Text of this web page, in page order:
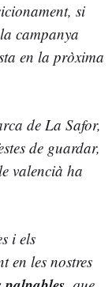
si
campanya
en la pròxima
de La Safor,
de guardar,
valencià ha
i els
en les nostres